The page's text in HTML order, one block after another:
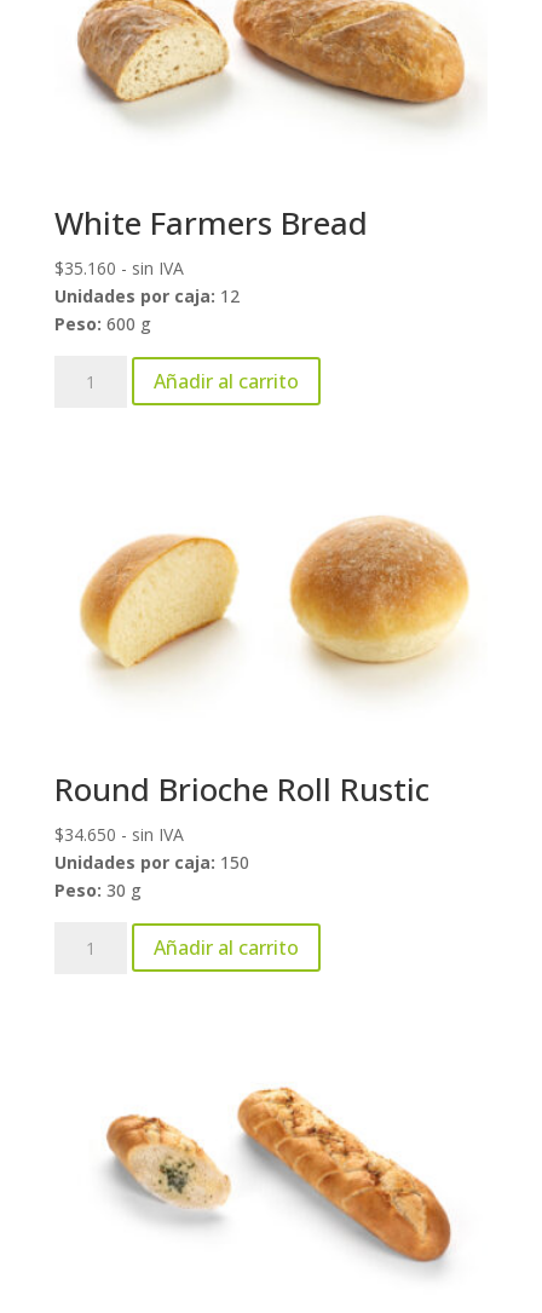
White Farmers Bread
$35.160 - sin IVA
Unidades por caja: 12
Peso: 600 g
Farmers
Añadir al carrito
Round Brioche Roll Rustic
$34.650 - sin IVA
Unidades por caja: 150
Peso: 30 g
Brioche
Añadir al carrito